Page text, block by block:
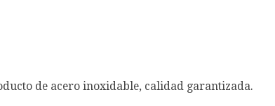
de acero inoxidable, calidad garantizada.